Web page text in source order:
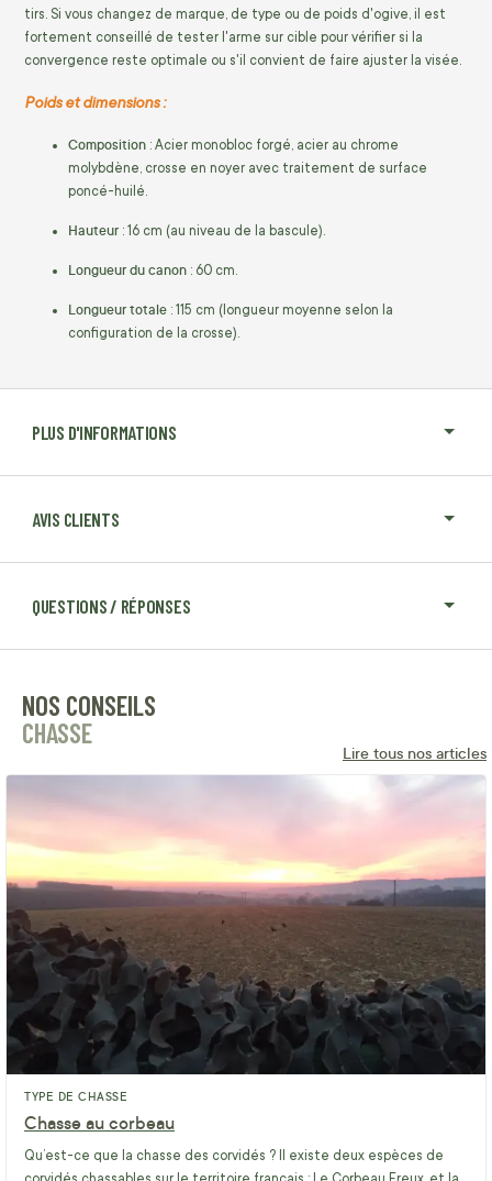
PLUS D'INFORMATIONS
AVIS CLIENTS
QUESTIONS / RÉPONSES
tirs. Si vous changez de marque, de type ou de poids d'ogive, il est
fortement conseillé de tester l'arme sur cible pour vérifier si la
convergence reste optimale ou s'il convient de faire ajuster la visée.
Poids et dimensions :
Composition : Acier monobloc forgé, acier au chrome
molybdène, crosse en noyer avec traitement de surface
poncé-huilé.
Hauteur : 16 cm (au niveau de la bascule).
Longueur du canon : 60 cm.
Longueur totale : 115 cm (longueur moyenne selon la
configuration de la crosse).
NOS CONSEILS
CHASSE
Lire tous nos articles
TYPE DE CHASSE
Chasse au corbeau
Qu’est-ce que la chasse des corvidés ? Il existe deux espèces de